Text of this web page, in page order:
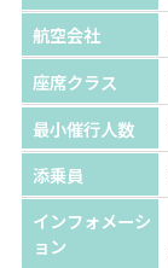
航空会社
座席クラス
最小催行人数
添乗員
インフォメーシ
ョン